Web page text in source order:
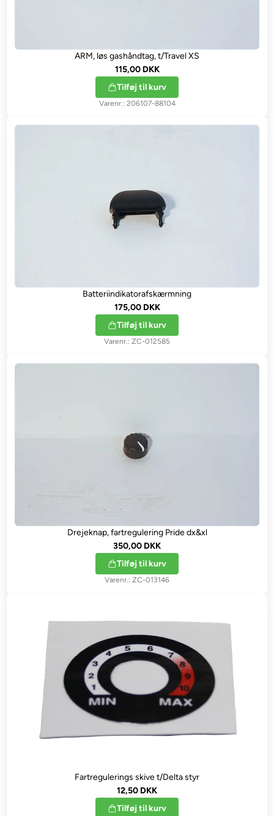
ARM, løs gashåndtag, t/Travel XS
115,00 DKK
Tilføj til kurv
206107-88104
Batteriindikatorafskærmning
175,00 DKK
Tilføj til kurv
ZC-012585
Drejeknap, fartregulering Pride dx&xl
350,00 DKK
Tilføj til kurv
ZC-013146
Fartregulerings skive t/Delta styr
12,50 DKK
Tilføj til kurv